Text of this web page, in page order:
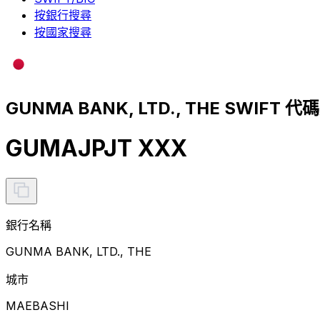
按銀行搜尋
按國家搜尋
GUNMA BANK, LTD., THE SWIFT 代
GUMAJPJT XXX
銀行名稱
GUNMA BANK, LTD., THE
城市
MAEBASHI